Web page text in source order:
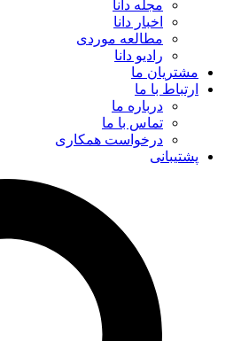
مجله دانا
اخبار دانا
مطالعه موردی
رادیو دانا
مشتریان ما
ارتباط با ما
درباره ما
تماس با ما
درخواست همکاری
پشتیبانی